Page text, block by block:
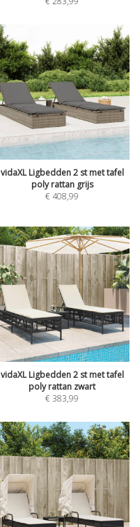
vidaXL Ligbedden 2 st met tafel
poly rattan grijs
€408,99
vidaXL Ligbedden 2 st met tafel
poly rattan zwart
€383,99